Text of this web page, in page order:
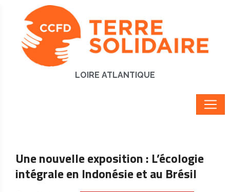
LOIRE ATLANTIQUE
Une nouvelle exposition : L’écologie
intégrale en Indonésie et au Brésil